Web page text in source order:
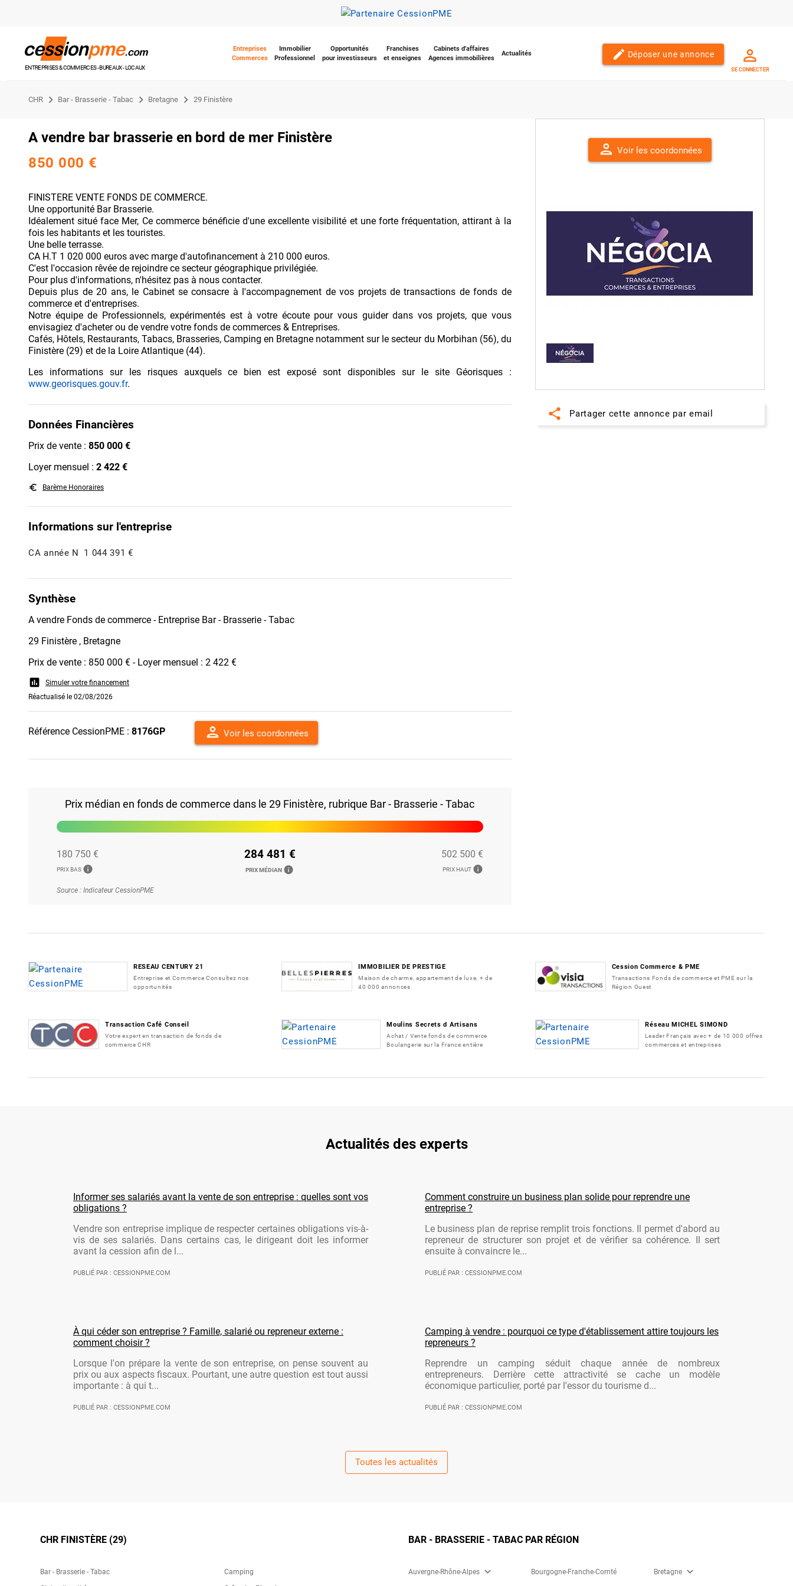
ENTREPRISES & COMMERCES - BUREAUX - LOCAUX
Entreprises
Commerces
Immobilier
Professionnel
Opportunités
pour investisseurs
Franchises
et enseignes
Cabinets d'affaires
Agences immobilières
Actualités edit Déposer une annonce
SE CONNECTER
CHR Bar - Brasserie - Tabac Bretagne 29 Finistère
A vendre bar brasserie en bord de mer Finistère
850 000 €
FINISTERE VENTE FONDS DE COMMERCE.
Une opportunité Bar Brasserie.
Idéalement situé face Mer, Ce commerce bénéficie d'une excellente visibilité et une forte fréquentation, attirant à la
fois les habitants et les touristes.
Une belle terrasse.
CA H.T 1 020 000 euros avec marge d'autofinancement à 210 000 euros.
C'est l'occasion rêvée de rejoindre ce secteur géographique privilégiée.
Pour plus d'informations, n'hésitez pas à nous contacter.
Depuis plus de 20 ans, le Cabinet se consacre à l'accompagnement de vos projets de transactions de fonds de
commerce et d'entreprises.
Notre équipe de Professionnels, expérimentés est à votre écoute pour vous guider dans vos projets, que vous
envisagiez d'acheter ou de vendre votre fonds de commerces & Entreprises.
Cafés, Hôtels, Restaurants, Tabacs, Brasseries, Camping en Bretagne notamment sur le secteur du Morbihan (56), du
Finistère (29) et de la Loire Atlantique (44).
Les informations sur les risques auxquels ce bien est exposé sont disponibles sur le site Géorisques :
www.georisques.gouv.fr.
Données Financières
Prix de vente : 850 000 €
Loyer mensuel : 2 422 €
euro_symbol Barème Honoraires
Informations sur l'entreprise
CA année N 1 044 391 €
Synthèse
A vendre Fonds de commerce - Entreprise Bar - Brasserie - Tabac
29 Finistère , Bretagne
Prix de vente : 850 000 € - Loyer mensuel : 2 422 €
assessment
Simuler votre financement
Réactualisé le 02/08/2026
Référence CessionPME : 8176GP person Voir les coordonnées
Prix médian en fonds de commerce dans le 29 Finistère, rubrique Bar - Brasserie - Tabac
180 750 €
PRIX BAS info
284 481 €
PRIX MÉDIAN info
502 500 €
PRIX HAUT info
Source : Indicateur CessionPME
person Voir les coordonnées
share Partager cette annonce par email
RESEAU CENTURY 21
Entreprise et Commerce Consultez nos
opportunités
IMMOBILIER DE PRESTIGE
Maison de charme, appartement de luxe, + de
40 000 annonces
Cession Commerce & PME
Transactions Fonds de commerce et PME sur la
Région Ouest
Transaction Café Conseil
Votre expert en transaction de fonds de
commerce CHR
Moulins Secrets d Artisans
Achat / Vente fonds de commerce
Boulangerie sur la France entière
Réseau MICHEL SIMOND
Leader Français avec + de 10 000 offres
commerces et entreprises
Actualités des experts
Informer ses salariés avant la vente de son entreprise : quelles sont vos
obligations ?
Vendre son entreprise implique de respecter certaines obligations vis-à-
vis de ses salariés. Dans certains cas, le dirigeant doit les informer
avant la cession afin de l...
PUBLIÉ PAR : CESSIONPME.COM
Comment construire un business plan solide pour reprendre une
entreprise ?
Le business plan de reprise remplit trois fonctions. Il permet d'abord au
repreneur de structurer son projet et de vérifier sa cohérence. Il sert
ensuite à convaincre le...
PUBLIÉ PAR : CESSIONPME.COM
À qui céder son entreprise ? Famille, salarié ou repreneur externe :
comment choisir ?
Lorsque l'on prépare la vente de son entreprise, on pense souvent au
prix ou aux aspects fiscaux. Pourtant, une autre question est tout aussi
importante : à qui t...
PUBLIÉ PAR : CESSIONPME.COM
Camping à vendre : pourquoi ce type d'établissement attire toujours les
repreneurs ?
Reprendre un camping séduit chaque année de nombreux
entrepreneurs. Derrière cette attractivité se cache un modèle
économique particulier, porté par l'essor du tourisme d...
PUBLIÉ PAR : CESSIONPME.COM
Toutes les actualités
CHR FINISTÈRE (29)
Bar - Brasserie - Tabac
Camping
BAR - BRASSERIE - TABAC PAR RÉGION
Auvergne-Rhône-Alpes expand_more Bourgogne-Franche-Comté Bretagne expand_more